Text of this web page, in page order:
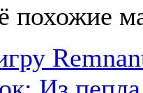
похожие